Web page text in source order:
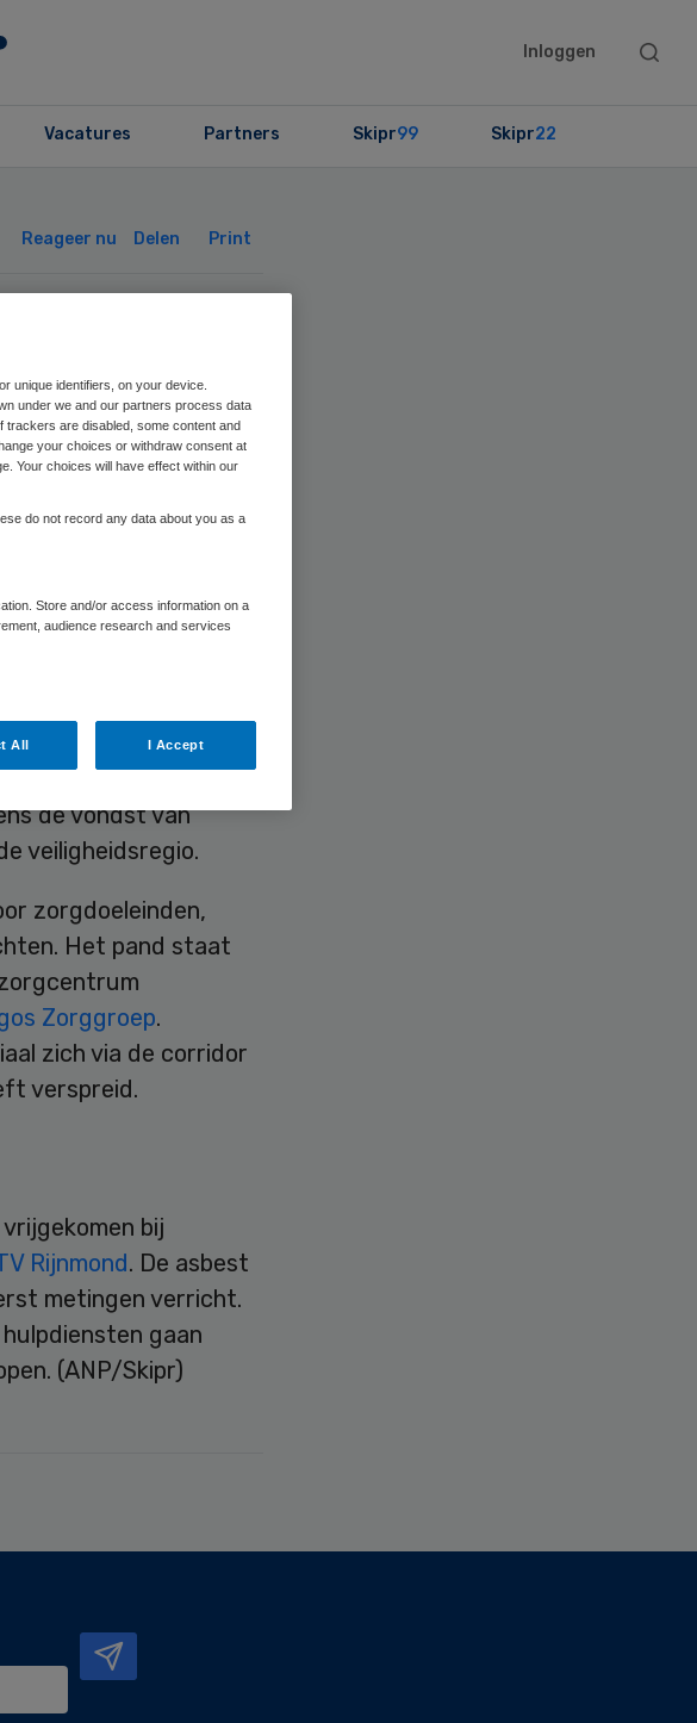
Inloggen
Search
Vacatures Partners Skipr99 Skipr22
Reageer nu Delen Print
is woensdagavond een
de vondst van
veiligheidsregio.
zorgdoeleinden,
Het pand staat
Zorggroep.
zich via de corridor
verspreid.
bij
Rijnmond. De asbest
metingen verricht.
gaan
(ANP/Skipr)
unique identifiers, on your device.
under we and our partners process data
trackers are disabled, some content and
your choices or withdraw consent at
Your choices will have effect within our
do not record any data about you as a
Store and/or access information on a
audience research and services
All I Accept